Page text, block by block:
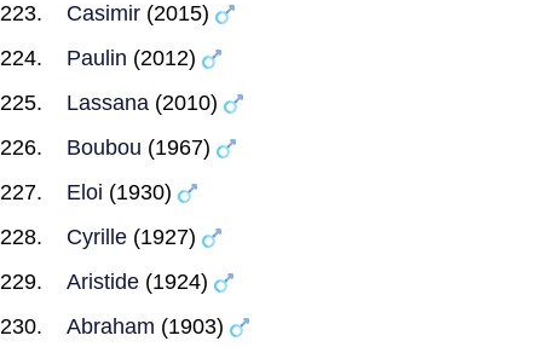
Casimir (2015)
Paulin (2012)
Lassana (2010)
Boubou (1967)
Eloi (1930)
Cyrille (1927)
Aristide (1924)
Abraham (1903)